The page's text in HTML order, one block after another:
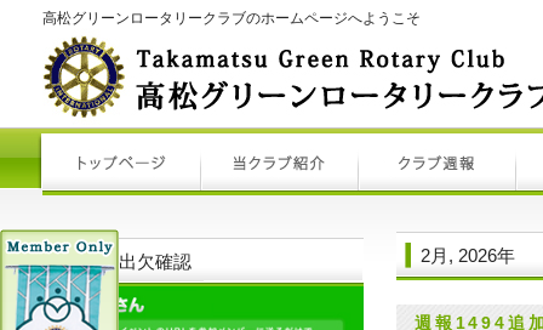
高松グリーンロータリークラブのホームページへようこそ
2月, 2026年
週報1494追
例会出欠確認